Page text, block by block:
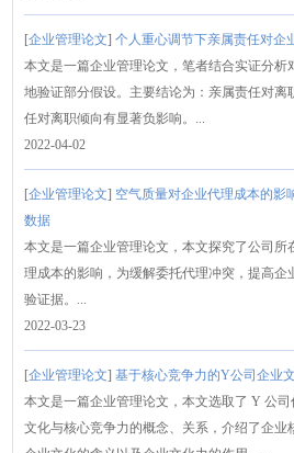
[企业管理论文]个人重心调节下亲属责任对企
本文是一篇企业管理论文，笔者结合实证分析
地验证部分假设。主要结论为：亲属责任对离
任对离职倾向有显著负影响。...
2022-04-02
[企业管理论文] 空气质量对企业代理成本的
数据
本文是一篇企业管理论文，本文探究了公司所
理成本的影响，为缓解委托代理冲突，提高企
验证据。...
2022-03-23
[企业管理论文]基于核心竞争力的Y公司企业
本文是一篇企业管理论文，本文选取了 Y 公
文化与核心竞争力的概念、关系，介绍了企业